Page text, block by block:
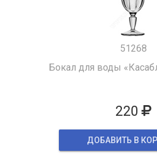
51268
Бокал для воды
220
ДОБАВИТЬ В